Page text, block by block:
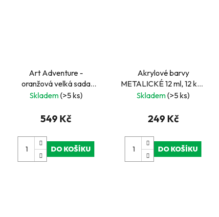
Art Adventure -
oranžová velká sada
tvoření
Skladem(>5 ks)
549 Kč
DO KOŠÍKU
Akrylové barvy
METALICKÉ 12 ml, 12 ks -
ROYAL and
Skladem(>5 ks)
249 Kč
DO KOŠÍKU